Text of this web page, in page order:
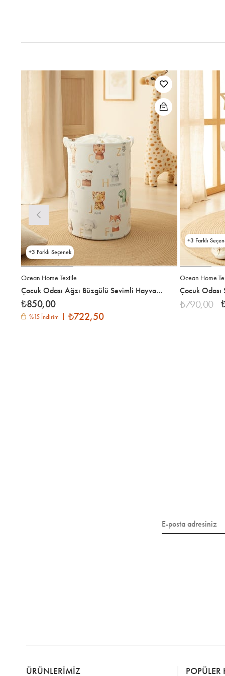
Ocean Home Textile
Çocuk Odası Ağzı Büzgülü Sevimli Hayvanlar Oyuncak Sepeti 36 x 48 cm
₺850,00
%15 İndirim ₺722,50
3
Ocean Home
₺790,00
3
ÜRÜNLERİMİZ POPÜLER